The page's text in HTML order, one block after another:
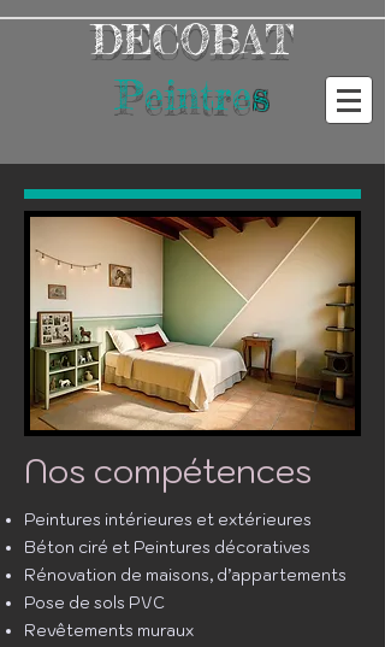
DECOBAT
Peintres
Nos compétences
Peintures intérieures et extérieures
Béton ciré et Peintures décoratives
Rénovation de maisons, d’appartements
Pose de sols PVC
Revêtements muraux